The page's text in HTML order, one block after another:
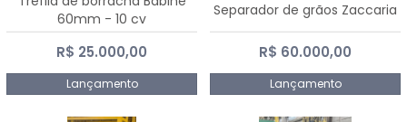
60mm - 10 cv
R$ 25.000,00
Lançamento
Separador de grãos Zaccaria
R$ 60.000,00
Lançamento